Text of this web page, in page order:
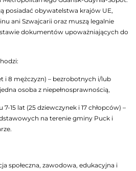
posiadać obywatelstwa krajów UE,
ani Szwajcarii oraz muszą legalnie
dokumentów upoważniających do
i 8 mężczyzn) – bezrobotnych i/lub
osoba z niepełnosprawnością,
15 lat (25 dziewczynek i 17 chłopców) –
na terenie gminy Puck i
społeczna, zawodowa, edukacyjna i